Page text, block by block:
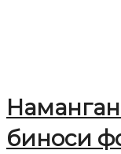
биноси